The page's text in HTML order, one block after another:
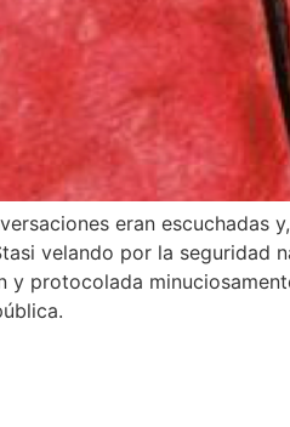
eran escuchadas
velando por la seguridad
y protocolada